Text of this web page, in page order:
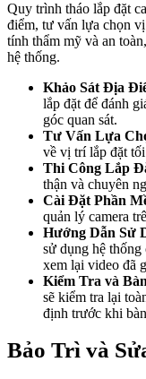
Quy trình tháo lắp đặt
điểm, tư vấn lựa chọn
tính thẩm mỹ và an
hệ thống.
Khảo Sát Địa
lắp đặt để đánh
góc quan sát.
Tư Vấn Lựa
về vị trí lắp đặt
Thi Công Lắp
thận và chuyên
Cài Đặt Phần
quản lý camera
Hướng Dẫn Sử
sử dụng hệ thống
xem lại video đã
Kiểm Tra và
sẽ kiểm tra lại
định trước khi
Bảo Trì và